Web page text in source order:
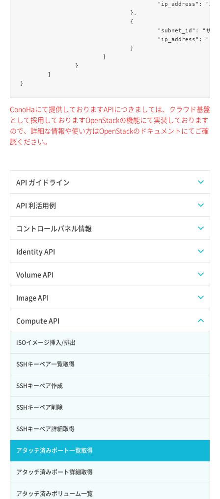
API ガイドライン
APIのご利用について
API 利活用例
APIでAPIサブユーザーを作成する
APIでVPSにISOイメージを挿入する
APIでVPSを作成する
コントロールパネル情報
APIユーザーを作成する
API情報を確認する
Identity API
Credential一覧取得
Credential作成
Credential削除
Credential詳細取得
サブユーザーからロールを紐づけ解除
サブユーザーにロールを紐づけ
サブユーザー一覧取得
サブユーザー作成
サブユーザー削除
サブユーザー更新
サブユーザー詳細取得
Volume API
スナップショット一覧取得
スナップショット作成
スナップショット削除
スナップショット復元
スナップショット詳細一覧取得
スナップショット詳細取得（アイテム指定）
バックアップリストア
バックアップ一覧取得
バックアップ詳細一覧取得
バックアップ詳細取得
Image API
ISOイメージアップロード
ISOイメージ作成
イメージ一覧取得
イメージ保存使用量取得
イメージ保存容量取得
イメージ保存容量変更
イメージ削除
イメージ詳細取得
Compute API
ISOイメージ挿入/排出
SSHキーペア一覧取得
SSHキーペア作成
SSHキーペア削除
SSHキーペア詳細取得
アタッチ済みポート一覧取得
アタッチ済みポート詳細取得
アタッチ済みボリューム一覧
ConoHaにて提供しておりますAPIにつきましては、クラウド基盤
として採用しておりますOpenStackの機能にて実装しております
ので、詳細な情報や使い方はOpenStackのドキュメントにてご確
認ください。